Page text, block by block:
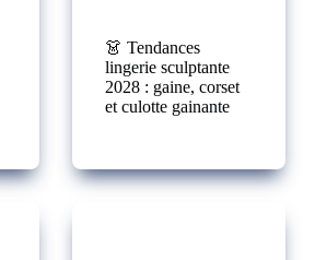
👗 Tendances
lingerie sculptante
2028 : gaine, corset
et culotte gainante